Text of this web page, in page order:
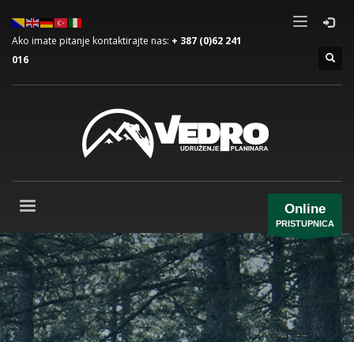
Ako imate pitanje kontaktirajte nas: + 387 (0)62 241
016
Online
PRISTUPNICA